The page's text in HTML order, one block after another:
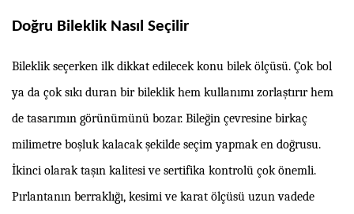
Doğru Bileklik Nasıl Seçilir
Bileklik seçerken ilk dikkat edilecek konu bilek ölçüsü. Çok bol
ya da çok sıkı duran bir bileklik hem kullanımı zorlaştırır hem
de tasarımın görünümünü bozar. Bileğin çevresine birkaç
milimetre boşluk kalacak şekilde seçim yapmak en doğrusu.
İkinci olarak taşın kalitesi ve sertifika kontrolü çok önemli.
Pırlantanın berraklığı, kesimi ve karat ölçüsü uzun vadede